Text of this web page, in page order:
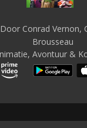
Conrad Vernon,
Brousseau
Avontuur &